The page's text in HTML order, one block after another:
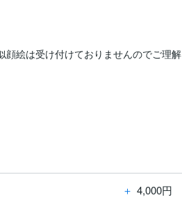
顔絵は受け付けておりませんのでご理解
＋ 4,000円